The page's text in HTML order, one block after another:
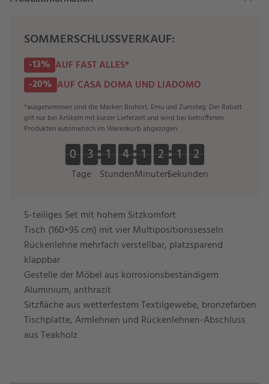
SOMMERSCHLUSSVERKAUF:
-13% AUF FAST ALLES*
-20% AUF CASA DOMA UND LIADOMO
*ausgenommen sind die Marken Biohort, Emu und Zumsteg. Der Rabatt
gilt nur bei Artikeln mit kurzer Lieferzeit und wird bei betroffenen
Produkten automatisch im Warenkorb abgezogen.
Tage
0
0
0
0 3
3
3
3
Stunden
1
1
1
1 4
4
4
4
Minuten
1
1
1
1 2
2
2
2
Sekunden
1
1
1
1 1
2
2
1
5-teiliges Set mit hohem Sitzkomfort
Tisch (160×95 cm) mit vier Multipositionssesseln
Rückenlehne mehrfach verstellbar, platzsparend
klappbar
Gestelle der Möbel aus korrosionsbeständigem
Aluminium, anthrazit
Sitzfläche aus wetterfestem Textilgewebe, bronzefarben
Tischplatte, Armlehnen und Rückenlehnen-Abschluss
aus Teakholz